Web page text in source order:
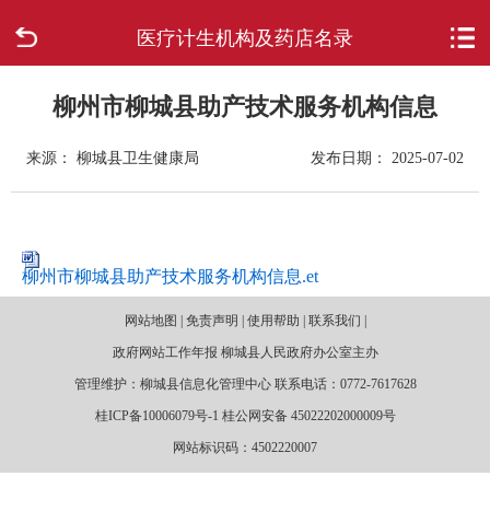
医疗计生机构及药店名录
走进柳城
新闻中心
网上办事
柳州市柳城县助产技术服务机构信息
来源： 柳城县卫生健康局 发布日期： 2025-07-02
柳州市柳城县助产技术服务机构信息.et
网站地图 | 免责声明 | 使用帮助 | 联系我们 |
政府网站工作年报 柳城县人民政府办公室主办
管理维护：柳城县信息化管理中心 联系电话：0772-7617628
桂ICP备10006079号-1 桂公网安备 45022202000009号
网站标识码：4502220007